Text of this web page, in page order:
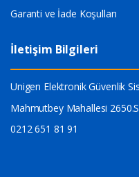
Garanti ve İade Koşulları
İletişim Bilgileri
Unigen Elektronik Güvenlik
Mahmutbey Mahallesi
0212 651 81 91